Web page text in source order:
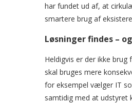
har fundet ud af, at
smartere brug af
Løsninger findes –
Heldigvis er der ikke
skal bruges mere
for eksempel vælger IT
samtidig med at udstyret